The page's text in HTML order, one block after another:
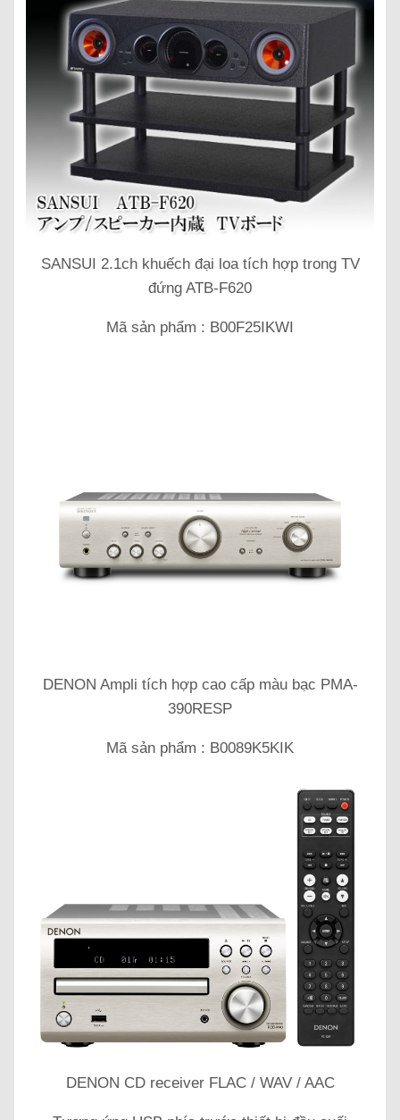
SANSUI 2.1ch khuếch đại loa tích hợp trong TV
đứng ATB-F620
Mã sản phẩm : B00F25IKWI
DENON Ampli tích hợp cao cấp màu bạc PMA-
390RESP
Mã sản phẩm : B0089K5KIK
DENON CD receiver FLAC / WAV / AAC